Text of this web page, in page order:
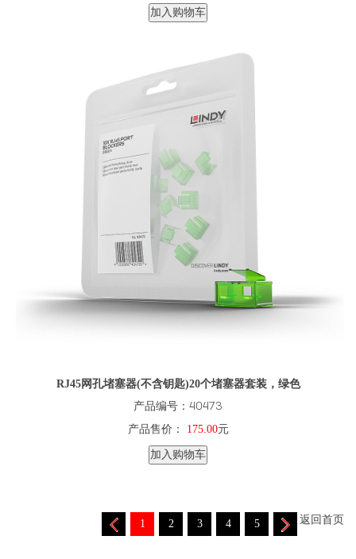
加入购物车
RJ45网孔堵塞器(不含钥匙)20个堵塞器套装，绿色
产品编号：40473
产品售价： 175.00元
加入购物车
返回首页
1 2 3 4 5